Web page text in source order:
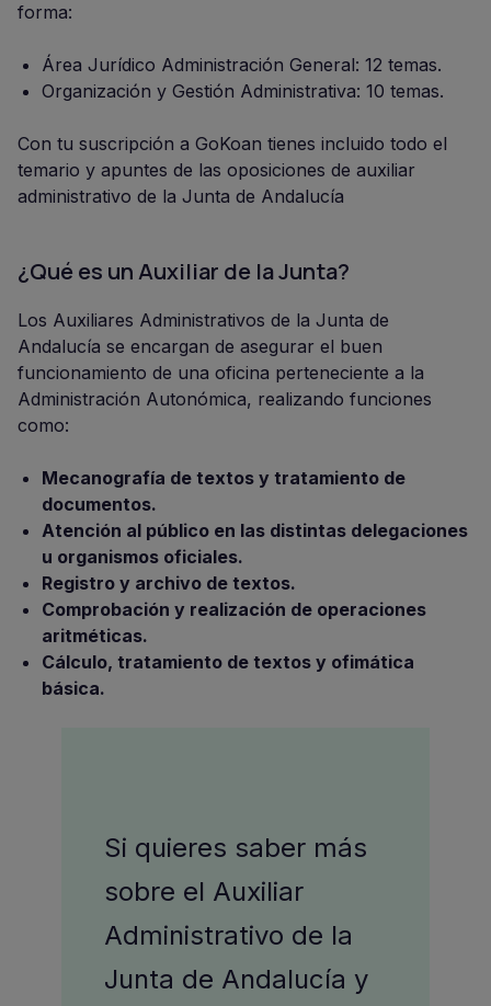
forma:
Área Jurídico Administración General: 12 temas.
Organización y Gestión Administrativa: 10 temas.
Con tu suscripción a GoKoan tienes incluido todo el
temario y apuntes de las oposiciones de auxiliar
administrativo de la Junta de Andalucía
¿Qué es un Auxiliar de la Junta?
Los Auxiliares Administrativos de la Junta de
Andalucía se encargan de asegurar el buen
funcionamiento de una oficina perteneciente a la
Administración Autonómica, realizando funciones
como:
Mecanografía de textos y tratamiento de
documentos.
Atención al público en las distintas delegaciones
u organismos oficiales.
Registro y archivo de textos.
Comprobación y realización de operaciones
aritméticas.
Cálculo, tratamiento de textos y ofimática
básica.
Si quieres saber más
sobre el Auxiliar
Administrativo de la
Junta de Andalucía y